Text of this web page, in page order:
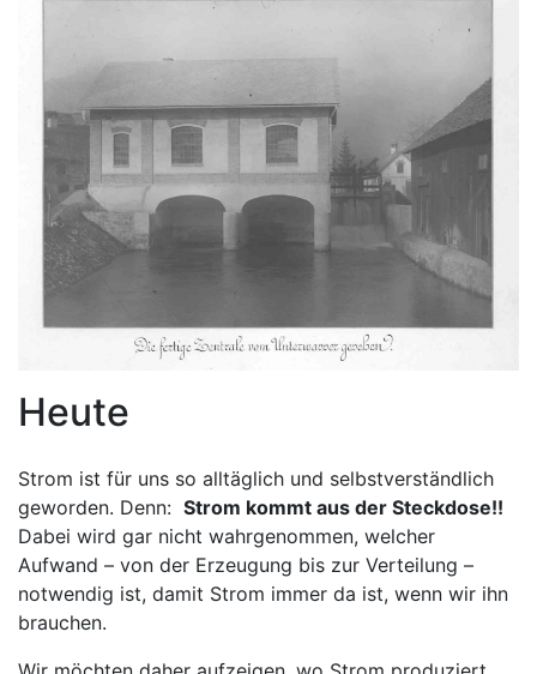
Heute
Strom ist für uns so alltäglich und selbstverständlich
geworden. Denn: Strom kommt aus der Steckdose!!
Dabei wird gar nicht wahrgenommen, welcher
Aufwand – von der Erzeugung bis zur Verteilung –
notwendig ist, damit Strom immer da ist, wenn wir ihn
brauchen.